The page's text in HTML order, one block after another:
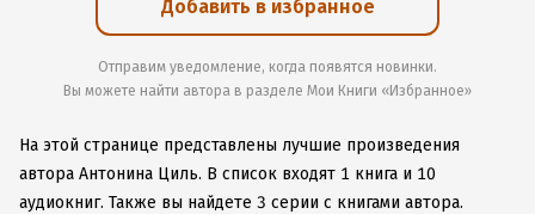
Добавить в избранное
Отправим уведомление, когда появятся новинки.
Вы можете найти автора в разделе Мои Книги «Избранное»
На этой странице представлены лучшие произведения
автора Антонина Циль. В список входят 1 книга и 10
аудиокниг. Также вы найдете 3 серии с книгами автора.